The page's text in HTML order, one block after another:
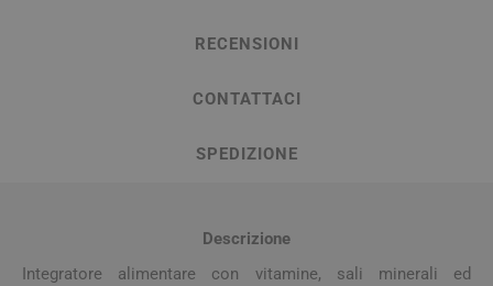
RECENSIONI
CONTATTACI
SPEDIZIONE
Descrizione
Integratore alimentare con vitamine, sali minerali ed